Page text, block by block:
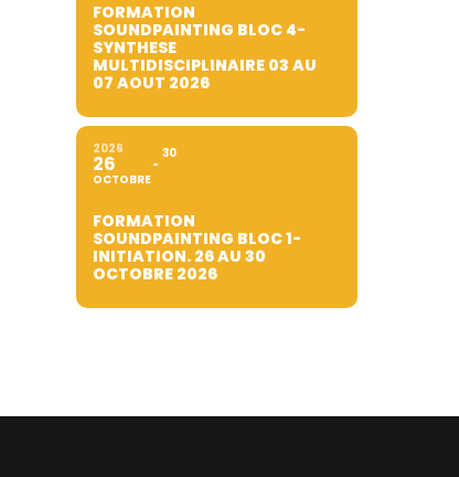
FORMATION
SOUNDPAINTING BLOC 4-
SYNTHESE
MULTIDISCIPLINAIRE 03 AU
07 AOUT 2026
2026
26
OCTOBRE
30
FORMATION
SOUNDPAINTING BLOC 1-
INITIATION. 26 AU 30
OCTOBRE 2026